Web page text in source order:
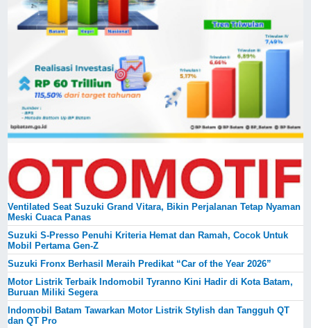
Ventilated Seat Suzuki Grand Vitara, Bikin Perjalanan Tetap Nyaman
Meski Cuaca Panas
Suzuki S-Presso Penuhi Kriteria Hemat dan Ramah, Cocok Untuk
Mobil Pertama Gen-Z
Suzuki Fronx Berhasil Meraih Predikat “Car of the Year 2026”
Motor Listrik Terbaik Indomobil Tyranno Kini Hadir di Kota Batam,
Buruan Miliki Segera
Indomobil Batam Tawarkan Motor Listrik Stylish dan Tangguh QT
dan QT Pro